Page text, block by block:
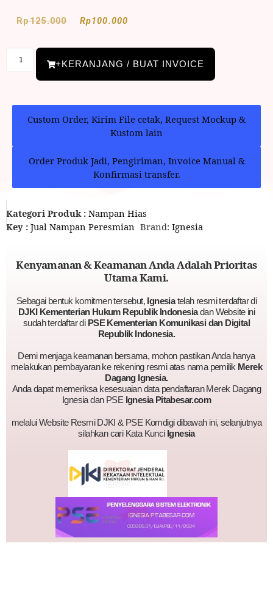
Rp125.000 Rp100.000
+KERANJANG / BUAT INVOICE
Custom Order, Kirim File cetak, Request Mockup &
Kustom lain
Order Produk Jadi, Pengiriman, Invoice Manual &
Konfirmasi transfer.
Kategori Produk : Nampan Hias
Key : Jual Nampan Peresmian Brand: Ignesia
Kenyamanan & Keamanan Anda Adalah Prioritas
Utama Kami.
Sebagai bentuk komitmen tersebut, Ignesiatelah resmi terdaftar di
DJKI Kementerian Hukum Republik Indonesiadan Website ini
sudah terdaftar di PSE Kementerian Komunikasi dan Digital
Republik Indonesia.
Demi menjaga keamanan bersama, mohon pastikan Anda hanya
melakukan pembayaran ke rekening resmi atas nama pemilik Merek
Dagang Ignesia.
Anda dapat memeriksa kesesuaian data pendaftaran Merek Dagang
Ignesia dan PSE Ignesia Pitabesar.com
melalui Website Resmi DJKI & PSE Komdigi dibawah ini, selanjutnya
silahkan cari Kata Kunci Ignesia